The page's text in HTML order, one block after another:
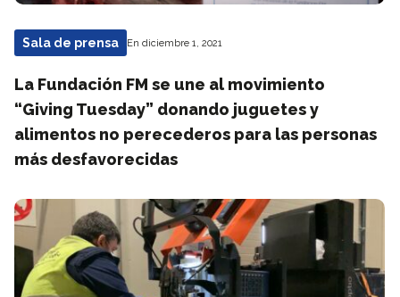
Sala de prensa En diciembre 1, 2021
La Fundación FM se une al movimiento
“Giving Tuesday” donando juguetes y
alimentos no perecederos para las personas
más desfavorecidas